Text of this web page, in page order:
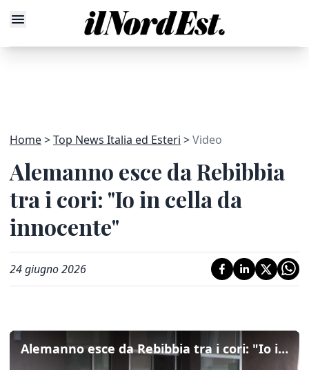
Home Top News Italia ed Esteri Video
Alemanno esce da Rebibbia
tra i cori: "Io in cella da
innocente"
24 giugno 2026
Alemanno esce da Rebibbia tra i cori: "Io in cella da innocente"